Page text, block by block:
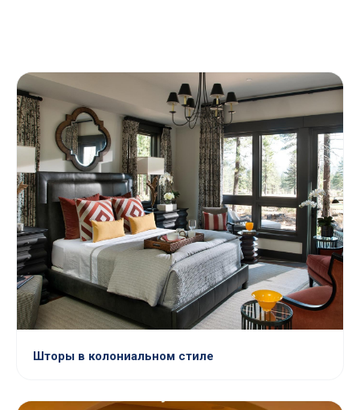
Шторы в колониальном стиле